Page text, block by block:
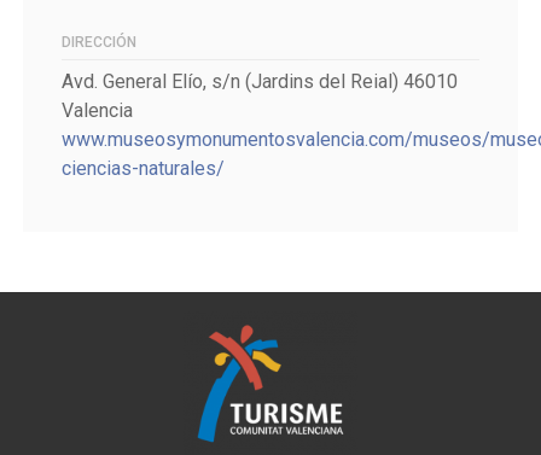
DIRECCIÓN
Avd. General Elío, s/n (Jardins del Reial) 46010
Valencia
www.museosymonumentosvalencia.com/museos/
ciencias-naturales/